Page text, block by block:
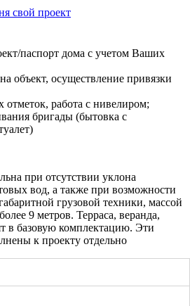
свой проект
паспорт дома с учетом Ваших
объект, осуществление привязки
отметок, работа с нивелиром;
бригады (бытовка с
при отсутствии уклона
вод, а также при возможности
грузовой техники, массой
9 метров. Терраса, веранда,
в базовую комплектацию. Эти
к проекту отдельно